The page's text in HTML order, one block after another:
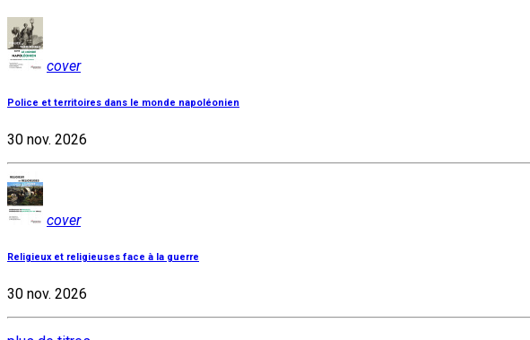
cover
Police et territoires dans le monde napoléonien
30 nov. 2026
cover
Religieux et religieuses face à la guerre
30 nov. 2026